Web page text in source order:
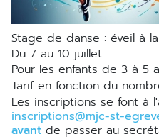
Stage de danse : éveil à
du 7 au 10 juillet
Pour les enfants de 3 à 5
Tarif en fonction du
Les inscriptions se font à
inscriptions@mjc-st-
avant de passer au